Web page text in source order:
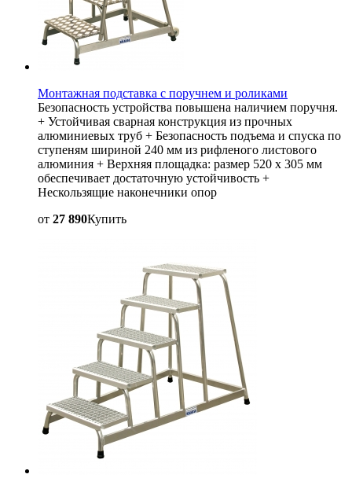
Монтажная подставка с поручнем и роликами
Безопасность устройства повышена наличием поручня.
+ Устойчивая сварная конструкция из прочных
алюминиевых труб + Безопасность подъема и спуска по
ступеням шириной 240 мм из рифленого листового
алюминия + Верхняя площадка: размер 520 x 305 мм
обеспечивает достаточную устойчивость +
Нескользящие наконечники опор
от 27 890Купить